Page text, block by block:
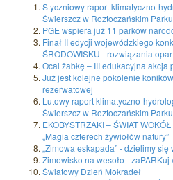
Styczniowy raport klimatyczno-
Świerszcz w Roztoczańskim
PGE wspiera już 11 parków
Finał II edycji wojewódzkiego
ŚRODOWISKU - rozwiązania
Ocal żabkę – III edukacyjna akcja
Już jest kolejne pokolenie
rezerwatowej
Lutowy raport klimatyczno-
Świerszcz w Roztoczańskim
EKOBYSTRZAKI – ŚWIAT
„Magia czterech żywiołów natury”
„Zimowa eskapada” - dzielimy
Zimowisko na wesoło - zaPARKuj
Światowy Dzień Mokradeł